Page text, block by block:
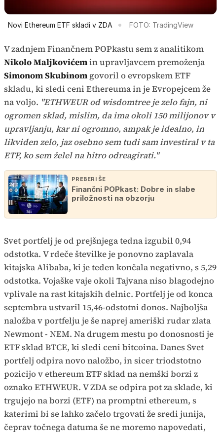
Novi Ethereum ETF skladi v ZDA FOTO: TradingView
V zadnjem Finančnem POPkastu sem z analitikom
Nikolo Maljkovićemin upravljavcem premoženja
Simonom Skubinomgovoril o evropskem ETF
skladu, ki sledi ceni Ethereuma in je Evropejcem že
na voljo. "ETHWEUR od wisdomtree je zelo fajn, ni
ogromen sklad, mislim, da ima okoli 150 milijonov v
upravljanju, kar ni ogromno, ampak je idealno, in
likviden zelo, jaz osebno sem tudi sam investiral v ta
ETF, ko sem želel na hitro odreagirati."
PREBERI ŠE
Finančni POPkast: Dobre in slabe
priložnosti na obzorju
Svet portfelj je od prejšnjega tedna izgubil 0,94
odstotka. V rdeče številke je ponovno zaplavala
kitajska Alibaba, ki je teden končala negativno, s 5,29
odstotka. Vojaške vaje okoli Tajvana niso blagodejno
vplivale na rast kitajskih delnic. Portfelj je od konca
septembra ustvaril 15,46-odstotni donos. Najboljša
naložba v portfelju je še naprej ameriški rudar zlata
Newmont - NEM. Na drugem mestu po donosnosti je
ETF sklad BTCE, ki sledi ceni bitcoina. Danes Svet
portfelj odpira novo naložbo, in sicer triodstotno
pozicijo v ethereum ETF sklad na nemški borzi z
oznako ETHWEUR. V ZDA se odpira pot za sklade, ki
trgujejo na borzi (ETF) na promptni ethereum, s
katerimi bi se lahko začelo trgovati že sredi junija,
čeprav točnega datuma še ne moremo napovedati,